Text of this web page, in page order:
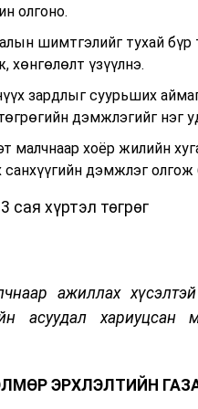
олгоно.
шимтгэлийг тухай бүр
хөнгөлөлт үзүүлнэ.
зардлыг суурьших
дэмжлэгийг нэг
малчнаар хоёр жилийн
дэмжлэг олгож
хүртэл төгрөг
ажиллах
асуудал хариуцсан
ЭРХЛЭЛТИЙН